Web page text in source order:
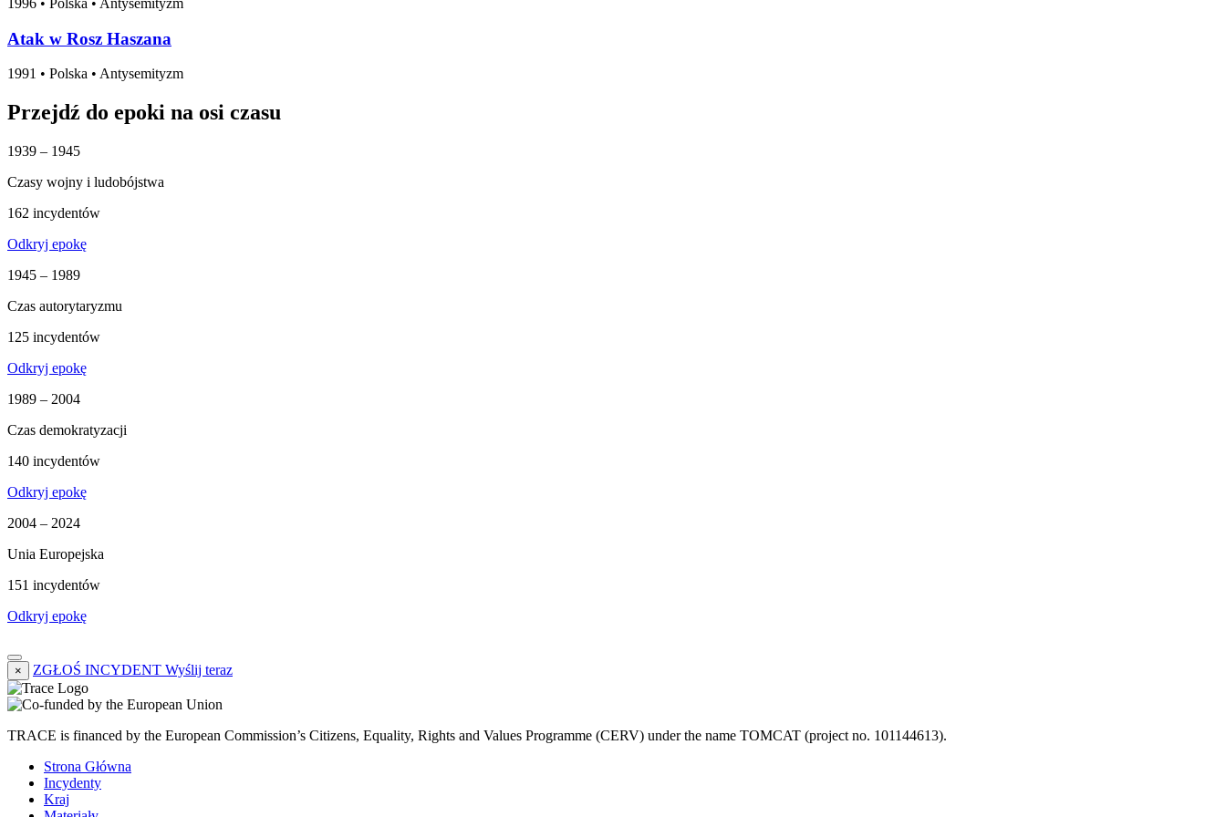
Atak w Rosz Haszana
1991 • Polska • Antysemityzm
Przejdź do epoki na osi czasu
1939 – 1945
Czasy wojny i ludobójstwa
162 incydentów
Odkryj epokę
1945 – 1989
Czas autorytaryzmu
125 incydentów
Odkryj epokę
1989 – 2004
Czas demokratyzacji
140 incydentów
Odkryj epokę
2004 – 2024
Unia Europejska
151 incydentów
Odkryj epokę
× ZGŁOŚ INCYDENT Wyślij teraz
TRACE is financed by the European Commission’s Citizens, Equality, Rights and Values Programme (CERV) under the name TOMCAT (project no. 101144613).
Strona Główna
Incydenty
Kraj